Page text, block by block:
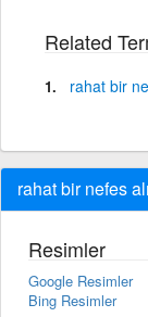
Related
rahat bir
rahat bir nefes
Resimler
Google Resimler
Bing Resimler